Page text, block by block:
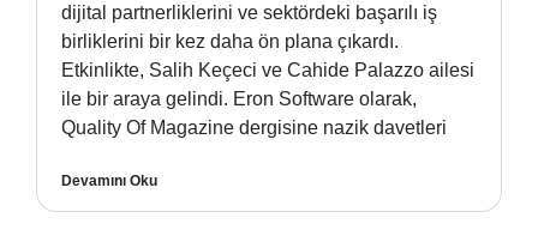
dijital partnerliklerini ve sektördeki başarılı iş
birliklerini bir kez daha ön plana çıkardı.
Etkinlikte, Salih Keçeci ve Cahide Palazzo ailesi
ile bir araya gelindi. Eron Software olarak,
Quality Of Magazine dergisine nazik davetleri
Devamını Oku